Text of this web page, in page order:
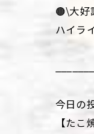
🟤\大好
ハイラ
今日の
【たこ